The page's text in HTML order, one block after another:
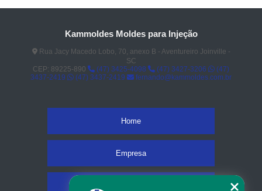
Kammoldes Moldes para Injeção
Rua Jacy Macedo Lobo, 70, anexo B - Aventureiro Joinville -
SC
CEP: 89225-890
(47) 3425-4098 (47) 3427-3206
(47)
3437-2419
(47) 3437-2419 fernando@kammoldes.com.br
Home
Empresa